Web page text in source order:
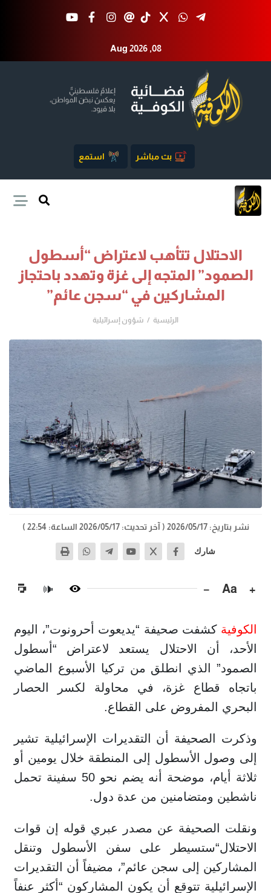
Aug 2026 ,08
بث مباشر استمع
الاحتلال تتأهب لاعتراض “أسطول
الصمود” المتجه إلى غزة وتهدد باحتجاز
المشاركين في “سجن عائم”
الرئيسية شؤون إسرائيلية
نشر بتاريخ: 2026/05/17 ( آخر تحديث: 2026/05/17 الساعة: 22:54 )
شارك
+
Aa
−
🔊
الكوفية كشفت صحيفة “يديعوت أحرونوت”، اليوم
الأحد، أن الاحتلال يستعد لاعتراض “أسطول
الصمود” الذي انطلق من تركيا الأسبوع الماضي
باتجاه قطاع غزة، في محاولة لكسر الحصار
البحري المفروض على القطاع.
وذكرت الصحيفة أن التقديرات الإسرائيلية تشير
إلى وصول الأسطول إلى المنطقة خلال يومين أو
ثلاثة أيام، موضحة أنه يضم نحو 50 سفينة تحمل
ناشطين ومتضامنين من عدة دول.
ونقلت الصحيفة عن مصدر عبري قوله إن قوات
الاحتلال“ستسيطر على سفن الأسطول وتنقل
المشاركين إلى سجن عائم”، مضيفاً أن التقديرات
الإسرائيلية تتوقع أن يكون المشاركون “أكثر عنفاً